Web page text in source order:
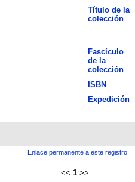
Título de la
colección
Fascículo
de la
colección
ISBN
Expedición
Enlace permanente a este registro
<< 1 >>